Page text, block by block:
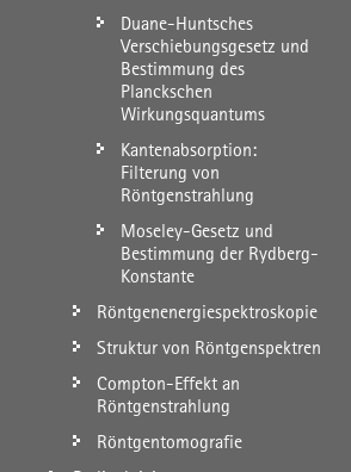
Duane-Huntsches
Verschiebungsgesetz und
Bestimmung des
Planckschen
Wirkungsquantums
Kantenabsorption:
Filterung von
Röntgenstrahlung
Moseley-Gesetz und
Bestimmung der Rydberg-
Konstante
Röntgenenergiespektroskopie
Struktur von Röntgenspektren
Compton-Effekt an
Röntgenstrahlung
Röntgentomografie